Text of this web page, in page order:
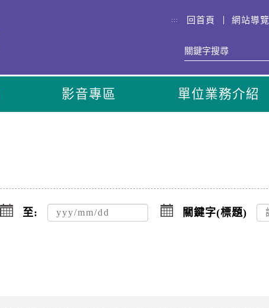
::: 回首頁 網站導覽
影音專區 單位業務介紹
點
擊
選
至:
點
擊
選
關鍵字(標題)